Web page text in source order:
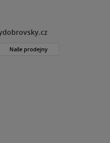
Naše prodejny